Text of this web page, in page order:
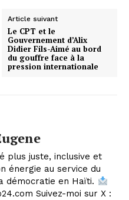
Article suivant
Le CPT et le
Gouvernement d’Alix
Didier Fils-Aimé au bord
du gouffre face à la
pression internationale
plus juste, inclusive et
énergie au service du
démocratie en Haïti.
Suivez-moi sur X :